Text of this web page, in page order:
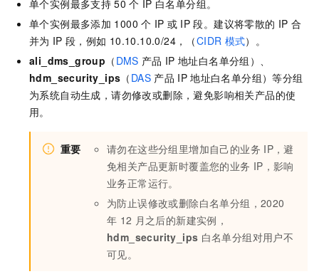
单个实例最多支持 50 个 IP 白名单分组。
单个实例最多添加 1000 个 IP 或 IP 段。建议将零散的 IP 合
并为 IP 段，例如 10.10.10.0/24，（CIDR 模式）。
ali_dms_group （ DMS 产品 IP 地址白名单分组）、
hdm_security_ips （ DAS 产品 IP 地址白名单分组）等分组
为系统自动生成，请勿修改或删除，避免影响相关产品的使
用。
重要 请勿在这些分组里增加自己的业务 IP，避
免相关产品更新时覆盖您的业务 IP，影响
业务正常运行。
为防止误修改或删除白名单分组，2020
年 12 月之后的新建实例，
hdm_security_ips 白名单分组对用户不
可见。